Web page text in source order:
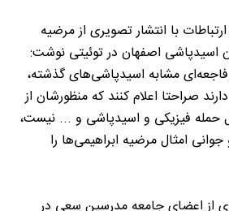
با انتشار تصویری از مرضیه
اسیدپاشی اصفهان در توئیتی نوشت:
فاجعه‌ای مشابه اسیدپاشی‌های گذشته،
صراحتا اعلام کنند که منظورشان از
فیزیکی و اسیدپاشی و ... نیست،
امثال مرضیه ابراهیمی‌ها را
از اعضای جامعه مدرسین سعی در